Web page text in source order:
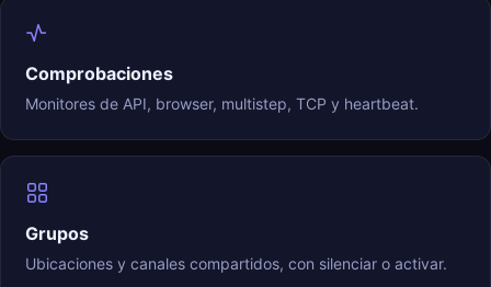
Comprobaciones
Monitores de API, browser, multistep, TCP y heartbeat.
Grupos
Ubicaciones y canales compartidos, con silenciar o activar.